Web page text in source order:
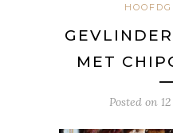
MET
Posted on